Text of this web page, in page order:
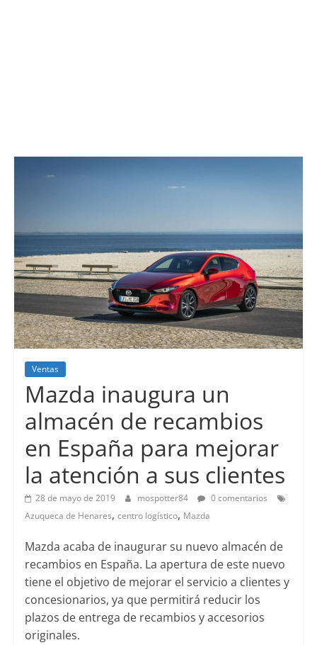
Ventas
Mazda inaugura un
almacén de recambios
en España para mejorar
la atención a sus clientes
28 de mayo de 2019 mospotter84
0 comentarios
Azuqueca de Henares, centro logístico, Mazda
Mazda acaba de inaugurar su nuevo almacén de
recambios en España. La apertura de este nuevo
tiene el objetivo de mejorar el servicio a clientes y
concesionarios, ya que permitirá reducir los
plazos de entrega de recambios y accesorios
originales.